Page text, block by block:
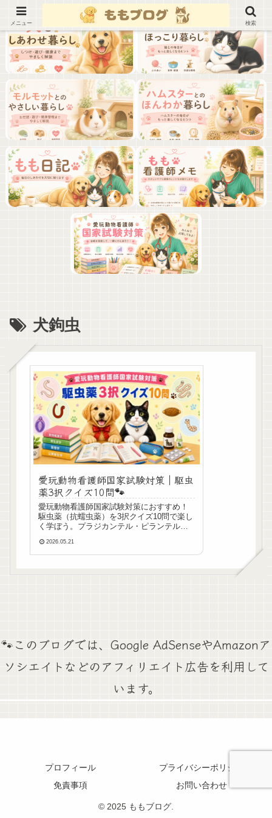
犬鉤虫
愛玩動物看護師国家試験対策｜駆虫
薬3択クイズ10問🐾
愛玩動物看護師国家試験対策におすすめ！
駆虫薬（抗蠕虫薬）を3択クイズ10問で楽し
く学ぼう。プラジカンテル・ピランテル・
など国試頻出ポイントをやさしく解説しま
す🐾
2026.05.21
🐾このブログでは、Google AdSenseやAmazonア
ソシエイトなどのアフィリエイト広告を利用して
います。
プロフィール
プライバシーポリシー
免責事項
お問い合わせ
© 2025 ももブログ.
メニュー 検索